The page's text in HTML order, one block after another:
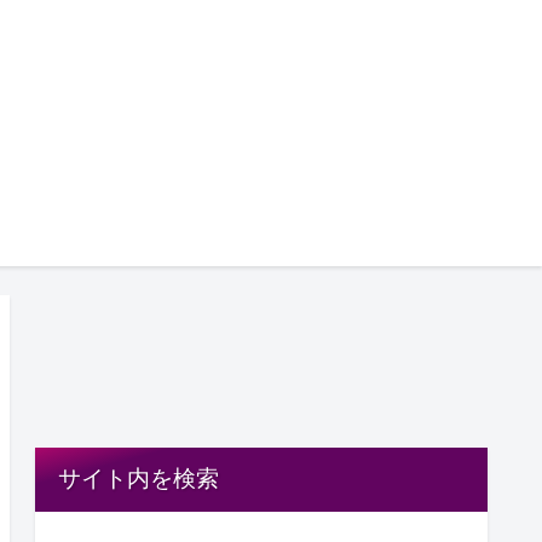
サイト内を検索